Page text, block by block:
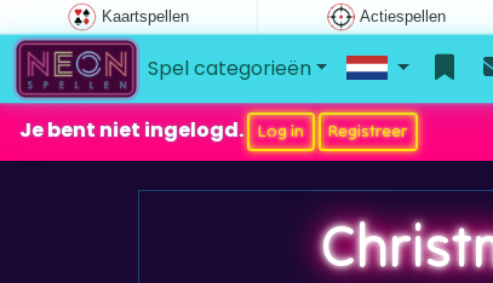
Kaartspellen Actiespellen
Spel categorieën
Je bent niet ingelogd. Log in Registreer